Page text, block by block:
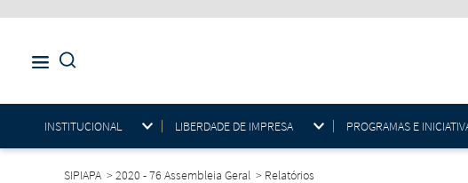
INSTITUCIONAL LIBERDADE DE IMPRESA PROGRAMAS E
SIPIAPA >2020 - 76 Assembleia Geral > Relatórios